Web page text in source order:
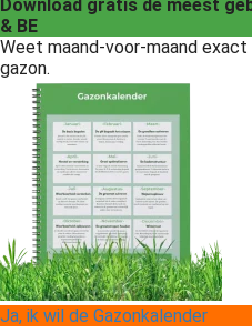
Download gratis de meest
& BE
Weet maand-voor-maand
gazon.
Ja, ik wil de Gazonkalender